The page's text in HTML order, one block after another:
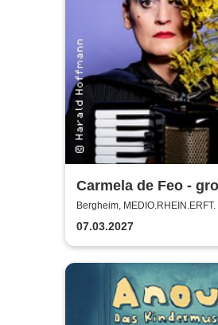
Carmela de Feo -
erfolgreich!
Bergheim, MEDIO.RHEIN.ERFT.
07.03.2027